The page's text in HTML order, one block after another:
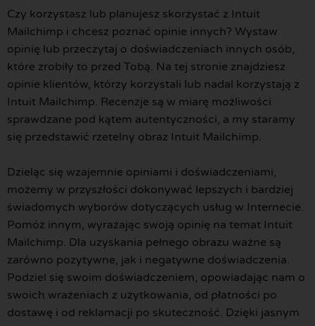
Czy korzystasz lub planujesz skorzystać z Intuit
Mailchimp i chcesz poznać opinie innych? Wystaw
opinię lub przeczytaj o doświadczeniach innych osób,
które zrobiły to przed Tobą. Na tej stronie znajdziesz
opinie klientów, którzy korzystali lub nadal korzystają z
Intuit Mailchimp. Recenzje są w miarę możliwości
sprawdzane pod kątem autentyczności, a my staramy
się przedstawić rzetelny obraz Intuit Mailchimp.
Dzieląc się wzajemnie opiniami i doświadczeniami,
możemy w przyszłości dokonywać lepszych i bardziej
świadomych wyborów dotyczących usług w Internecie.
Pomóż innym, wyrażając swoją opinię na temat Intuit
Mailchimp. Dla uzyskania pełnego obrazu ważne są
zarówno pozytywne, jak i negatywne doświadczenia.
Podziel się swoim doświadczeniem, opowiadając nam o
swoich wrażeniach z użytkowania, od płatności po
dostawę i od reklamacji po skuteczność. Dzięki jasnym